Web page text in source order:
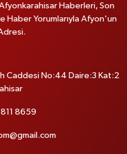
Haberleri, Son
Haber Yorumlarıyla Afyon'un
Caddesi No:44 Daire:3 Kat:2
8659